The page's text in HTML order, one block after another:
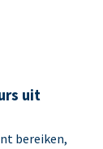
uit
bereiken,